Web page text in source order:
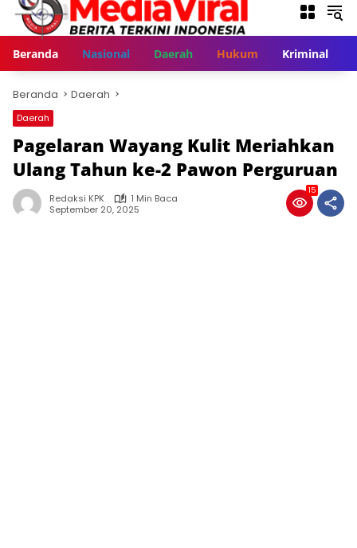
Beranda Nasional Daerah Hukum Kriminal
Beranda Daerah
Daerah
Pagelaran Wayang Kulit Meriahkan
Ulang Tahun ke-2 Pawon Perguruan
Redaksi KPK
1 Min Baca
September 20, 2025
15